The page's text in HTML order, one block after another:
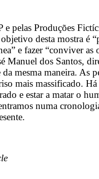
e pelas Produções
desta mostra é
e fazer “conviver as
Manuel dos Santos,
mesma maneira. As
mais massificado.
e estar a matar o
numa